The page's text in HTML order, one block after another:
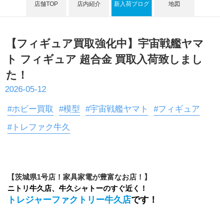
店舗TOP 店内紹介 新入荷ブログ 地図
【フィギュア買取強化中】宇宙戦艦ヤマ
ト フィギュア 超合金 買取入荷致しまし
た！
2026-05-12
#ホビー買取 #模型 #宇宙戦艦ヤマト
#フィギュア
#トレファク牛久
【茨城県1号店！家具家電が豊富なお店！】
ニトリ牛久店、牛久シャトーのすぐ近く！
トレジャーファクトリー牛久店です！